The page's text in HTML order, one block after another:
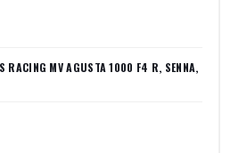
RACING MV AGUSTA 1000 F4 R, SENNA,